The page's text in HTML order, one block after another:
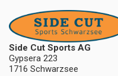
Side Cut Sports AG
Gypsera 223
1716 Schwarzsee